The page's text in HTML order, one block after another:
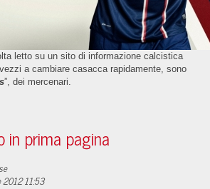
letto su un sito di informazione calcistica
a cambiare casacca rapidamente, sono
”, dei mercenari.
in prima pagina
2012 11:53